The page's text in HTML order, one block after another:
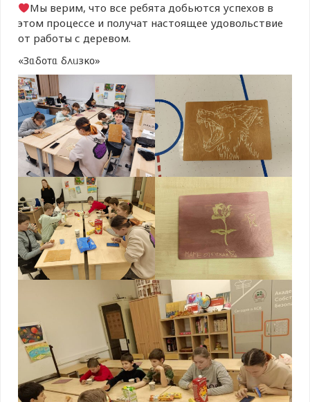
Мы верим, что все ребята добьются успехов в
этом процессе и получат настоящее удовольствие
от работы с деревом.
«Зᥲδ᧐ᴛᥲ δ᧘ᥙзκ᧐»